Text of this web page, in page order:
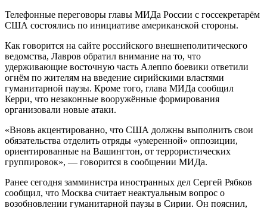
Телефонные переговоры главы МИДа России с госсекретарём
США состоялись по инициативе американской стороны.
Как говорится на сайте российского внешнеполитического
ведомства, Лавров обратил внимание на то, что
удерживающие восточную часть Алеппо боевики ответили
огнём по жителям на введение сирийскими властями
гуманитарной паузы. Кроме того, глава МИДа сообщил
Керри, что незаконные вооружённые формирования
организовали новые атаки.
«Вновь акцентированно, что США должны выполнить свои
обязательства отделить отряды «умеренной» оппозиции,
ориентированные на Вашингтон, от террористических
группировок», — говорится в сообщении МИДа.
Ранее сегодня замминистра иностранных дел Сергей Рябков
сообщил, что Москва считает неактуальным вопрос о
возобновлении гуманитарной паузы в Сирии. Он пояснил,